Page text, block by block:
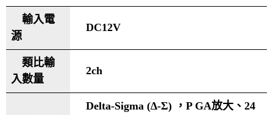
輸入電
源
DC12V
類比輸
入數量
2ch
Delta-Sigma (Δ-Σ) ，P GA放大、24